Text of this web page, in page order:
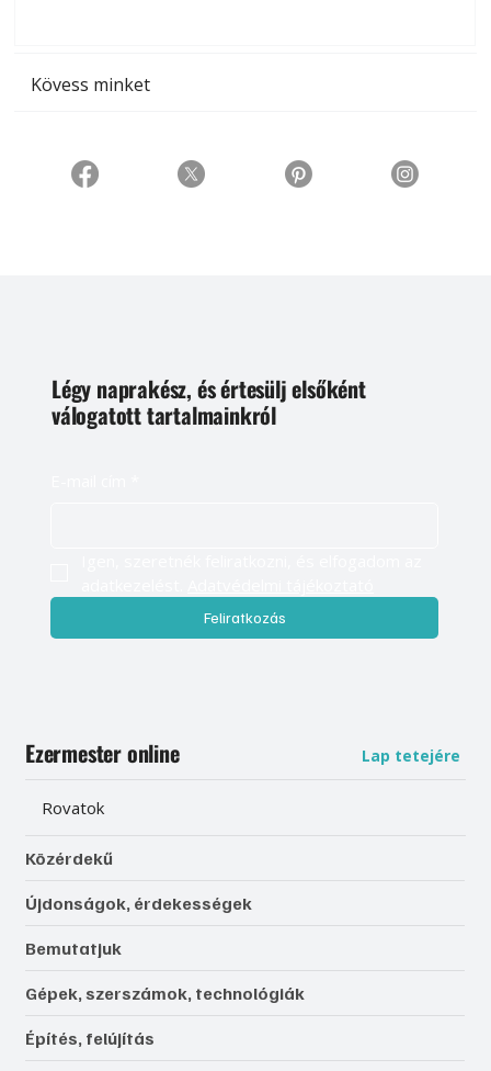
Kövess minket
Légy naprakész, és értesülj elsőként
válogatott tartalmainkról
Feliratkozás
Ezermester online Lap tetejére
Rovatok
Közérdekű
Újdonságok, érdekességek
Bemutatjuk
Gépek, szerszámok, technológiák
Építés, felújítás